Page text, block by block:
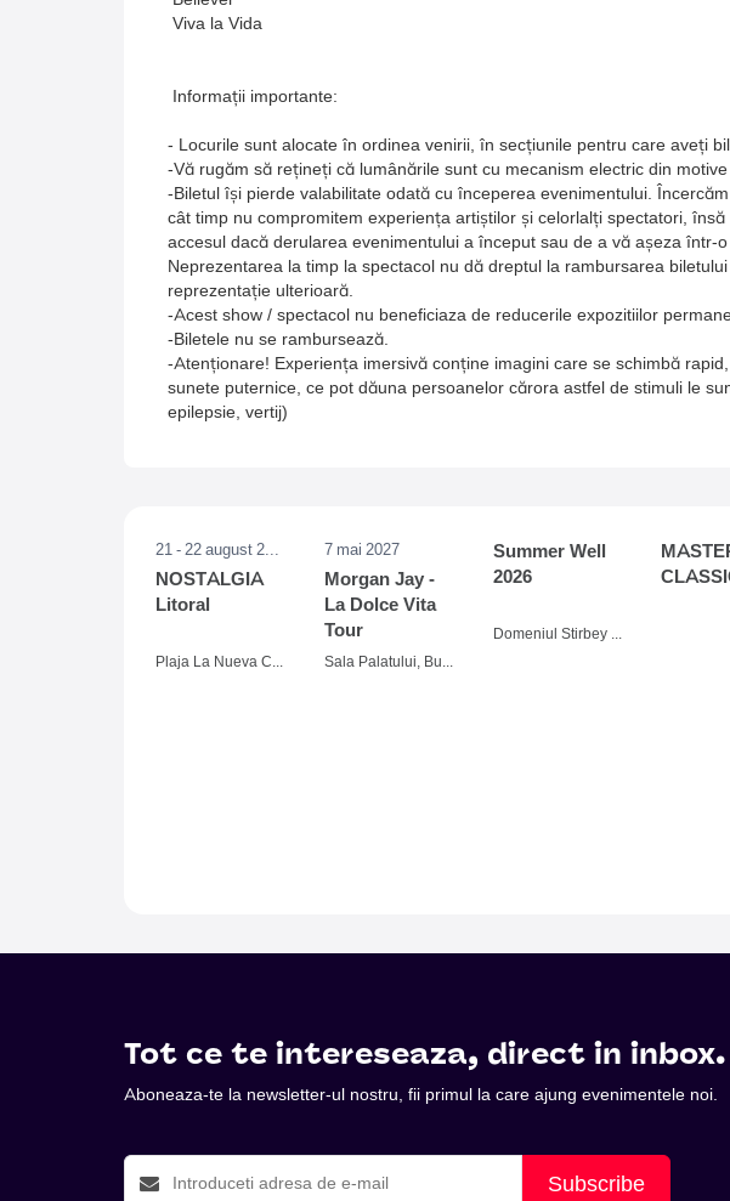
Viva la Vida
Informații importante:
- Locurile sunt alocate în ordinea venirii, în secțiunile pentru care aveți
-Vă rugăm să rețineți că lumânările sunt cu mecanism electric din
-Biletul își pierde valabilitate odată cu începerea evenimentului.
cât timp nu compromitem experiența artiștilor și celorlalți spectatori,
accesul dacă derularea evenimentului a început sau de a vă așeza într-
Neprezentarea la timp la spectacol nu dă dreptul la rambursarea
reprezentație ulterioară.
-Acest show / spectacol nu beneficiaza de reducerile expozitiilor
-Biletele nu se rambursează.
-Atenționare! Experiența imersivă conține imagini care se schimbă
sunete puternice, ce pot dăuna persoanelor cărora astfel de stimuli le
epilepsie, vertij)
NOSTALGIA
Litoral
Plaja La Nueva Cucaracha, Mamaia
7 mai 2027
Morgan Jay -
La Dolce Vita
Tour
Sala Palatului, Bucuresti
Summer Well
2026
Domeniul Stirbey Voda, Buftea
Tot ce te intereseaza, direct in inbox.
Aboneaza-te la newsletter-ul nostru, fii primul la care ajung evenimentele noi.
Subscribe